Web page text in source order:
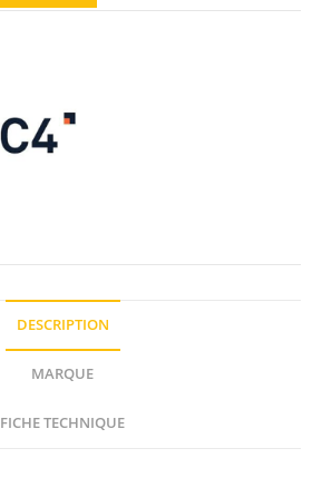
DESCRIPTION
MARQUE
FICHE TECHNIQUE